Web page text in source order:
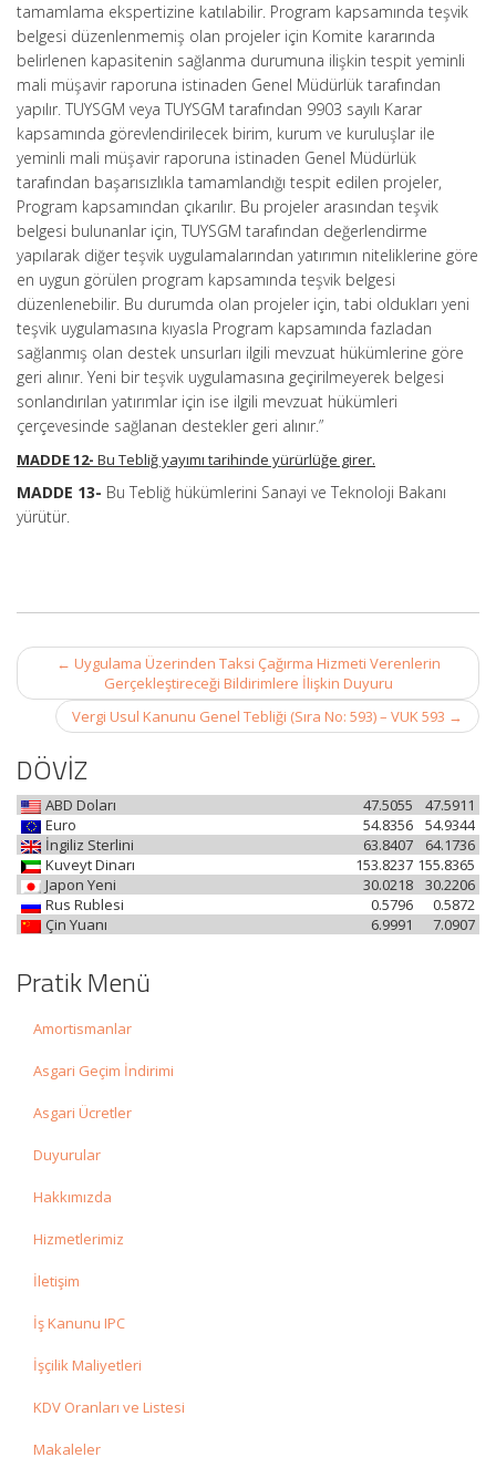
tamamlama ekspertizine katılabilir. Program kapsamında teşvik
belgesi düzenlenmemiş olan projeler için Komite kararında
belirlenen kapasitenin sağlanma durumuna ilişkin tespit yeminli
mali müşavir raporuna istinaden Genel Müdürlük tarafından
yapılır. TUYSGM veya TUYSGM tarafından 9903 sayılı Karar
kapsamında görevlendirilecek birim, kurum ve kuruluşlar ile
yeminli mali müşavir raporuna istinaden Genel Müdürlük
tarafından başarısızlıkla tamamlandığı tespit edilen projeler,
Program kapsamından çıkarılır. Bu projeler arasından teşvik
belgesi bulunanlar için, TUYSGM tarafından değerlendirme
yapılarak diğer teşvik uygulamalarından yatırımın niteliklerine göre
en uygun görülen program kapsamında teşvik belgesi
düzenlenebilir. Bu durumda olan projeler için, tabi oldukları yeni
teşvik uygulamasına kıyasla Program kapsamında fazladan
sağlanmış olan destek unsurları ilgili mevzuat hükümlerine göre
geri alınır. Yeni bir teşvik uygulamasına geçirilmeyerek belgesi
sonlandırılan yatırımlar için ise ilgili mevzuat hükümleri
çerçevesinde sağlanan destekler geri alınır.”
MADDE 12- Bu Tebliğ yayımı tarihinde yürürlüğe girer.
MADDE 13- Bu Tebliğ hükümlerini Sanayi ve Teknoloji Bakanı
yürütür.
Post
navigation
← Uygulama Üzerinden Taksi Çağırma Hizmeti Verenlerin
Gerçekleştireceği Bildirimlere İlişkin Duyuru
Vergi Usul Kanunu Genel Tebliği (Sıra No: 593) – VUK 593 →
DÖVİZ
ABD Doları 47.5911
47.5055
Euro
54.9344
54.8356
İngiliz Sterlini
64.1736
63.8407
Kuveyt Dinarı
155.8365
153.8237
Japon Yeni
30.2206
30.0218
Rus Rublesi
0.5872
0.5796
Çin Yuanı
7.0907
6.9991
Pratik Menü
Amortismanlar
Asgari Geçim İndirimi
Asgari Ücretler
Duyurular
Hakkımızda
Hizmetlerimiz
İletişim
İş Kanunu IPC
İşçilik Maliyetleri
KDV Oranları ve Listesi
Makaleler